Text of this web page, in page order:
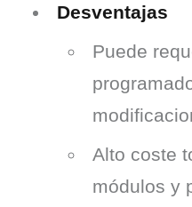
Desventajas
Puede
Alto coste
módulos y